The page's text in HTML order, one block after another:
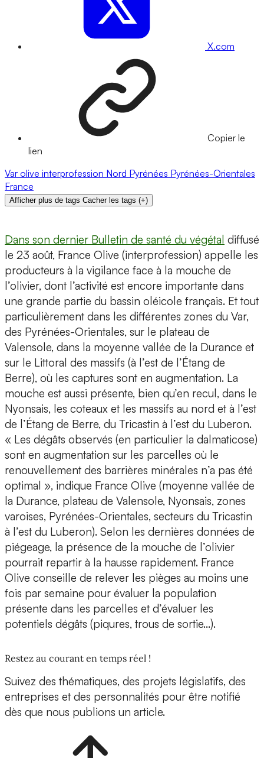
X.com
Copier le
lien
Var olive interprofession Nord Pyrénées Pyrénées-Orientales
France
Afficher plus de tags Cacher les tags (+)
Dans son dernier Bulletin de santé du végétal diffusé
le 23 août, France Olive (interprofession) appelle les
producteurs à la vigilance face à la mouche de
l’olivier, dont l’activité est encore importante dans
une grande partie du bassin oléicole français. Et tout
particulièrement dans les différentes zones du Var,
des Pyrénées-Orientales, sur le plateau de
Valensole, dans la moyenne vallée de la Durance et
sur le Littoral des massifs (à l’est de l’Étang de
Berre), où les captures sont en augmentation. La
mouche est aussi présente, bien qu’en recul, dans le
Nyonsais, les coteaux et les massifs au nord et à l’est
de l’Étang de Berre, du Tricastin à l’est du Luberon.
« Les dégâts observés (en particulier la dalmaticose)
sont en augmentation sur les parcelles où le
renouvellement des barrières minérales n’a pas été
optimal », indique France Olive (moyenne vallée de
la Durance, plateau de Valensole, Nyonsais, zones
varoises, Pyrénées-Orientales, secteurs du Tricastin
à l’est du Luberon). Selon les dernières données de
piégeage, la présence de la mouche de l’olivier
pourrait repartir à la hausse rapidement. France
Olive conseille de relever les pièges au moins une
fois par semaine pour évaluer la population
présente dans les parcelles et d’évaluer les
potentiels dégâts (piqures, trous de sortie…).
Restez au courant en temps réel !
Suivez des thématiques, des projets législatifs, des
entreprises et des personnalités pour être notifié
dès que nous publions un article.